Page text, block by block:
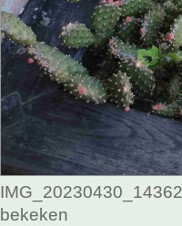
bekeken